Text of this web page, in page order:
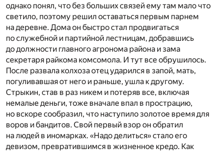
однако понял, что без больших связей ему там мало что
светило, поэтому решил оставаться первым парнем
на деревне. Дома он быстро стал продвигаться
по служебной и партийной лестницам, добравшись
до должности главного агронома района и зама
секретаря райкома комсомола. И тут все обрушилось.
После развала колхоза отец ударился в запой, мать,
погуливавшая от него и раньше, ушла к другому.
Стрыкин, став в раз никем и потеряв все, включая
немалые деньги, тоже вначале впал в прострацию,
но вскоре сообразил, что наступило золотое время для
воров и бандитов. Свой первый взор он обратил
на людей в иномарках. «Надо делиться» стало его
девизом, превратившимся в жизненное кредо. Как